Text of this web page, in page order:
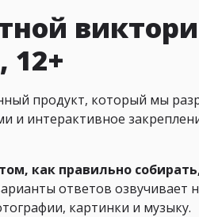
12+
продукт, который мы
и интерактивное
как правильно
ответов озвучивает
картинки и музыку.